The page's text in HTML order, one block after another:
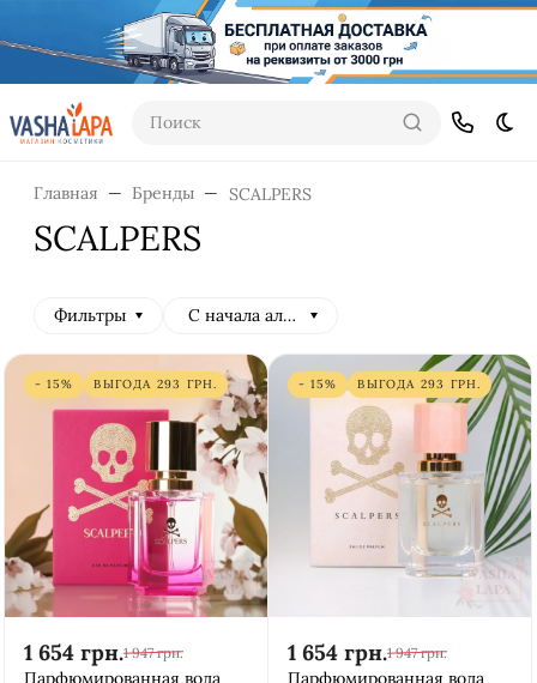
Поиск
Главная Бренды SCALPERS
SCALPERS
Фильтры С начала алфавита
- 15% ВЫГОДА 293 ГРН.
1 654 грн.1 947 грн.
Парфюмированная вода
- 15% ВЫГОДА 293 ГРН.
1 654 грн.1 947 грн.
Парфюмированная вода